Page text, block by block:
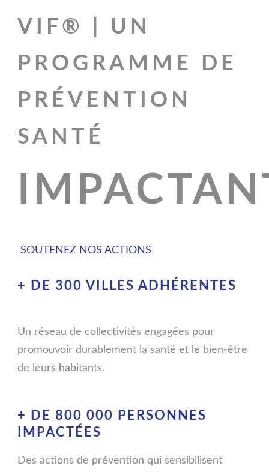
VIF® | UN
PROGRAMME DE
PRÉVENTION
SANTÉ
SOUTENEZ NOS ACTIONS
+ DE 300 VILLES ADHÉRENTES
Un réseau de collectivités engagées pour
promouvoir durablement la santé et le bien-être
de leurs habitants.
+ DE 800 000 PERSONNES
IMPACTÉES
Des actions de prévention qui sensibilisent